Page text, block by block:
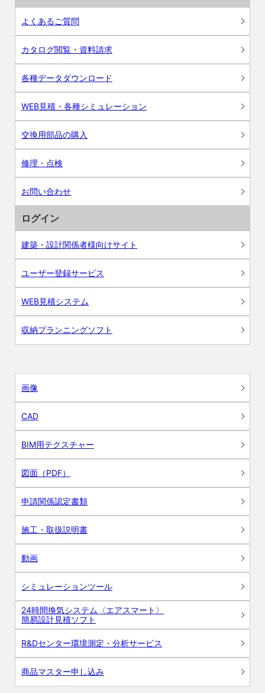
よくあるご質問
カタログ閲覧・資料請求
各種データダウンロード
WEB見積・各種シミュレーション
交換用部品の購入
修理・点検
お問い合わせ
ログイン
建築・設計関係者様向けサイト
ユーザー登録サービス
WEB見積システム
収納プランニングソフト
画像
CAD
BIM用テクスチャー
図面（PDF）
申請関係認定書類
施工・取扱説明書
動画
シミュレーションツール
24時間換気システム〈エアスマート〉
簡易設計見積ソフト
R&Dセンター環境測定・分析サービス
商品マスター申し込み